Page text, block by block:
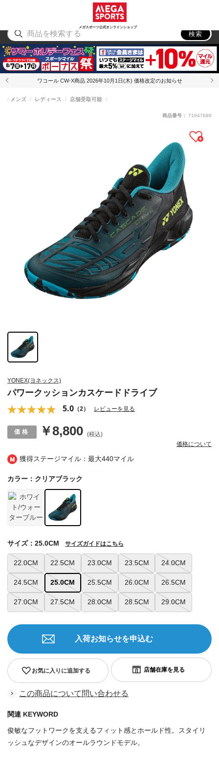
メガスポーツ公式オンラインショップ
アウトドア
検索
ワコール CW-X商品 2026年10月1日(木) 価格改定のお知らせ
獲得ステージマイル：最大440マイル
YONEX(ヨネックス)
パワークッションカスケードドライブ
5.0 （2） レビューを見る
メンズ レディース 店舗受取可能
￥8,800 (税込)
価格について
商品番号： 71647689
カラー：クリアブラック
22.0CM 22.5CM 23.0CM 23.5CM 24.0CM
24.5CM 25.0CM 25.5CM 26.0CM 26.5CM
27.0CM 27.5CM 28.0CM 28.5CM 29.0CM
サイズ：25.0CM サイズガイドはこちら
お気に入りに追加する
入荷お知らせを申込む
この商品について問い合わせる
関連 KEYWORD
俊敏なフットワークを支えるフィット感とホールド性。スタイリ
ッシュなデザインのオールラウンドモデル。